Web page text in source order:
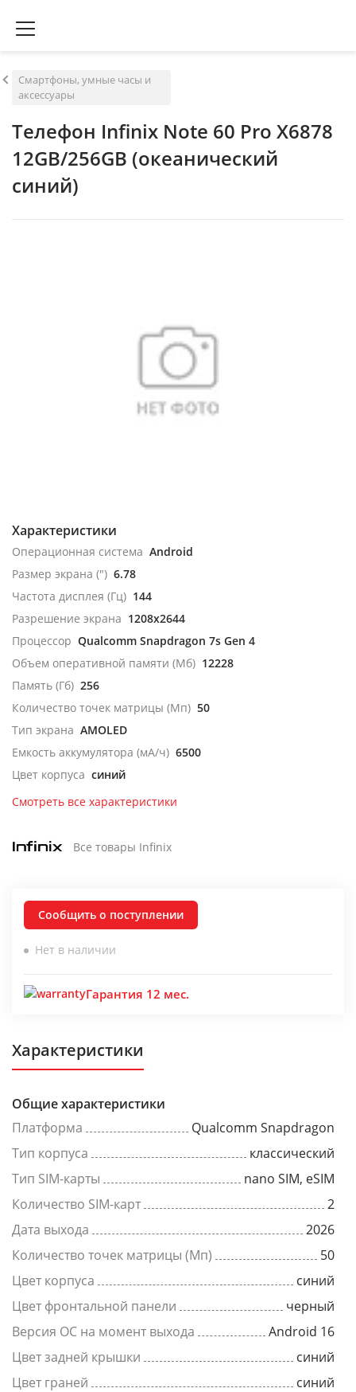
Смартфоны, умные часы и
аксессуары
Телефон Infinix Note 60 Pro X6878
12GB/256GB (океанический
синий)
Характеристики
Операционная система Android
Размер экрана (") 6.78
Частота дисплея (Гц) 144
Разрешение экрана 1208x2644
Процессор Qualcomm Snapdragon 7s Gen 4
Объем оперативной памяти (Мб) 12228
Память (Гб) 256
Количество точек матрицы (Мп) 50
Тип экрана AMOLED
Емкость аккумулятора (мА/ч) 6500
Цвет корпуса синий
Смотреть все характеристики
Все товары Infinix
Сообщить о поступлении
Нет в наличии
Гарантия 12 мес.
Характеристики
Общие характеристики
Платформа
Qualcomm Snapdragon
Тип корпуса
классический
Тип SIM-карты
nano SIM, eSIM
Количество SIM-карт
2
Дата выхода
2026
Количество точек матрицы (Мп)
50
Цвет корпуса
синий
Цвет фронтальной панели
черный
Версия ОС на момент выхода
Android 16
Цвет задней крышки
синий
Цвет граней
синий